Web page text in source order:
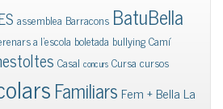
assemblea Barracons BatuBella
a l'escola boletada bullyingCamí
Casal concurs Cursa cursos
Familiars Fem + Bella La